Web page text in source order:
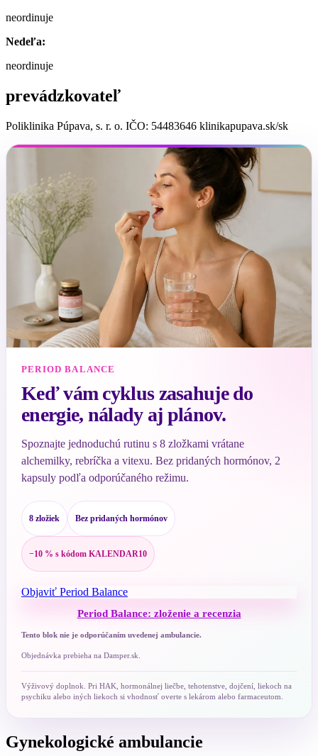
neordinuje
Nedeľa:
neordinuje
prevádzkovateľ
Poliklinika Púpava, s. r. o. IČO: 54483646 klinikapupava.sk/sk
PERIOD BALANCE
Keď vám cyklus zasahuje do
energie, nálady aj plánov.
Spoznajte jednoduchú rutinu s 8 zložkami vrátane
alchemilky, rebríčka a vitexu. Bez pridaných hormónov, 2
kapsuly podľa odporúčaného režimu.
8 zložiek Bez pridaných hormónov
−10 % s kódom KALENDAR10
Objaviť Period Balance
Period Balance: zloženie a recenzia
Tento blok nie je odporúčaním uvedenej ambulancie.
Objednávka prebieha na Damper.sk.
Výživový doplnok. Pri HAK, hormonálnej liečbe, tehotenstve, dojčení, liekoch na
psychiku alebo iných liekoch si vhodnosť overte s lekárom alebo farmaceutom.
Gynekologické ambulancie